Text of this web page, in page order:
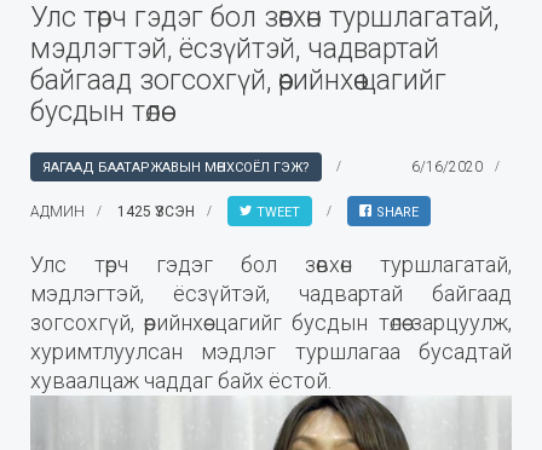
Улс төрч гэдэг бол зөвхөн туршлагатай,
мэдлэгтэй, ёсзүйтэй, чадвартай
байгаад зогсохгүй, өөрийнхөө цагийг
бусдын төлөө
ЯАГААД БААТАРЖАВЫН МӨНХСОЁЛ ГЭЖ? 6/16/2020
АДМИН 1425 ҮЗСЭН TWEET SHARE
Улс төрч гэдэг бол зөвхөн туршлагатай,
мэдлэгтэй, ёсзүйтэй, чадвартай байгаад
зогсохгүй, өөрийнхөө цагийг бусдын төлөө зарцуулж,
хуримтлуулсан мэдлэг туршлагаа бусадтай
хуваалцаж чаддаг байх ёстой.